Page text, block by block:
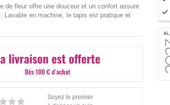
de fleur offre une douceur et un confort assuré
Lavable en machine, le tapis est pratique et
Soyez le premier